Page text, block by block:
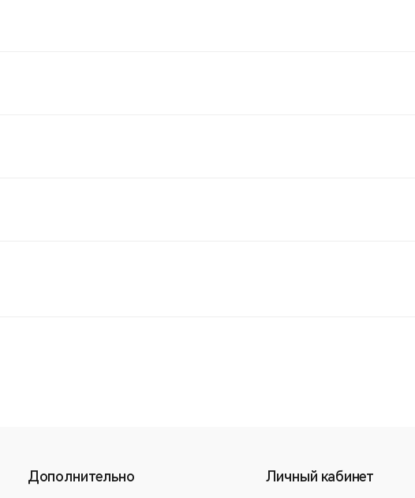
Дополнительно Личный кабинет